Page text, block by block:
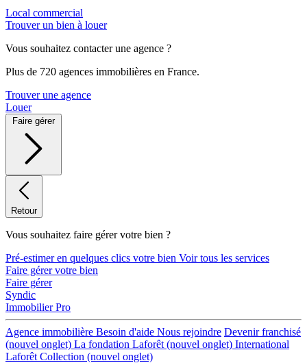
Local commercial
Trouver un bien à louer
Vous souhaitez contacter une agence ?
Plus de 720 agences immobilières en France.
Trouver une agence
Louer
Faire gérer
Retour
Vous souhaitez faire gérer votre bien ?
Pré-estimer en quelques clics votre bien Voir tous les services
Faire gérer votre bien
Faire gérer
Syndic
Immobilier Pro
Agence immobilière Besoin d'aide Nous rejoindre Devenir franchisé
(nouvel onglet) La fondation Laforêt (nouvel onglet) International
Laforêt Collection (nouvel onglet)